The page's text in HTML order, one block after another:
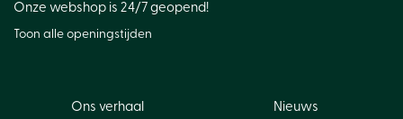
Onze webshop is 24/7 geopend!
Toon alle openingstijden
Ons verhaal Nieuws